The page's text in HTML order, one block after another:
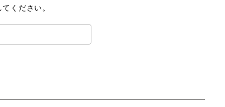
ください。